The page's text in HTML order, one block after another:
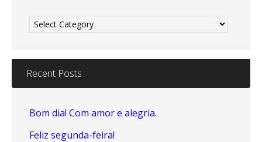
Recent Posts
Bom dia! Com amor e alegria.
Feliz segunda-feira!